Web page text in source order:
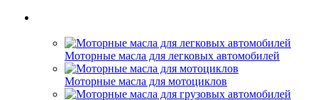
Моторные масла для легковых автомобилей
Моторные масла для мотоциклов